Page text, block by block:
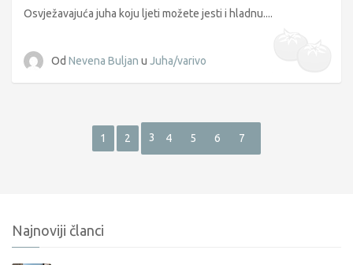
Osvježavajuća juha koju ljeti možete jesti i hladnu....
Od Nevena Buljan u Juha/varivo
1 2 3 4 5 6 7
Najnoviji članci